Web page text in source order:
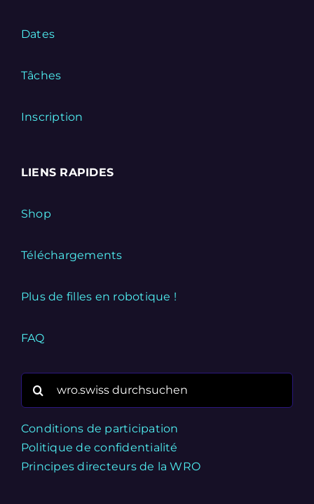
Dates
Tâches
Inscription
LIENS RAPIDES
Shop
Téléchargements
Plus de filles en robotique !
FAQ
Conditions de participation
Politique de confidentialité
Principes directeurs de la WRO